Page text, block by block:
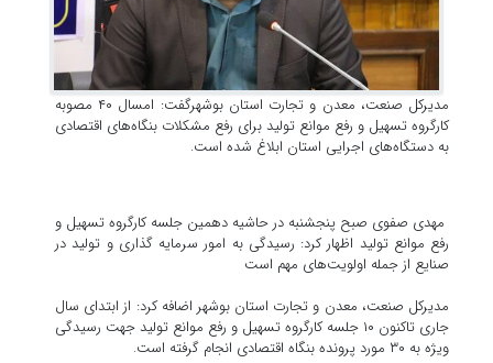
مدیرکل صنعت، معدن و تجارت استان بوشهرگفت: امسال ۴۰ مصوبه
کارگروه تسهیل و رفع موانع تولید برای رفع مشکلات بنگاه‌های اقتصادی
به دستگاه‌های اجرایی استان ابلاغ شده است.
مهدی صفوی صبح پنجشنبه در حاشیه دهمین جلسه کارگروه تسهیل و
رفع موانع تولید اظهار کرد: رسیدگی به امور سرمایه گذاری و تولید در
صنایع از جمله اولویت‌های مهم است
مدیرکل صنعت، معدن و تجارت استان بوشهر اضافه کرد: از ابتدای سال
جاری تاکنون ۱۰ جلسه کارگروه تسهیل و رفع موانع تولید جهت رسیدگی
ویژه به ۳۰ مورد پرونده بنگاه اقتصادی انجام گرفته است.